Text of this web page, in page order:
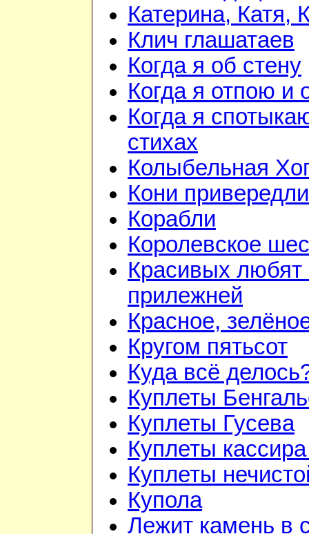
Катерина, Катя,
Клич глашатаев
Когда я об стену
Когда я отпою и
Когда я
стихах
Колыбельная
Кони
Корабли
Королевское
Красивых
прилежней
Красное,
Кругом пятьсот
Куда всё
Куплеты
Куплеты Гусева
Куплеты
Куплеты
Купола
Лежит камень в